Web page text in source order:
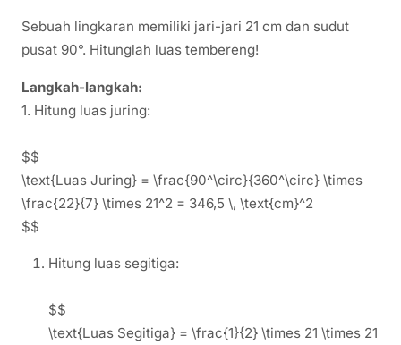
Sebuah lingkaran memiliki jari-jari 21 cm dan sudut
pusat 90°. Hitunglah luas tembereng!
Langkah-langkah:
1. Hitung luas juring:
$$
\text{Luas Juring} = \frac{90^\circ}{360^\circ} \times
\frac{22}{7} \times 21^2 = 346,5 \, \text{cm}^2
$$
Hitung luas segitiga:
$$
\text{Luas Segitiga} = \frac{1}{2} \times 21 \times 21